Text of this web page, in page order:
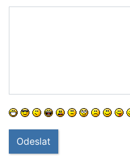
Odeslat